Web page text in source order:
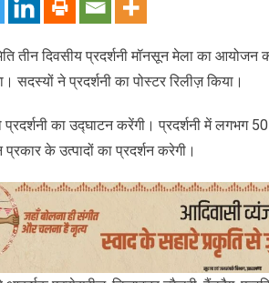
तीन दिवसीय प्रदर्शनी मॉनसून मेला का
सदस्यों ने प्रदर्शनी का पोस्टर रिलीज़ किया।
प्रदर्शनी का उद्घाटन करेंगी। प्रदर्शनी में लगभग
प्रकार के उत्पादों का प्रदर्शन करेगी।